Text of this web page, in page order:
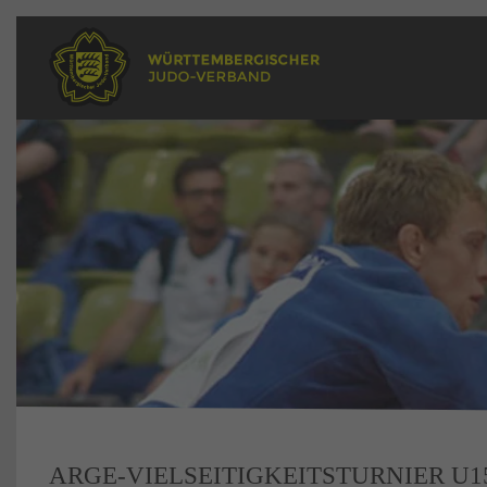
ARGE-VIELSEITIGKEITSTURNIER